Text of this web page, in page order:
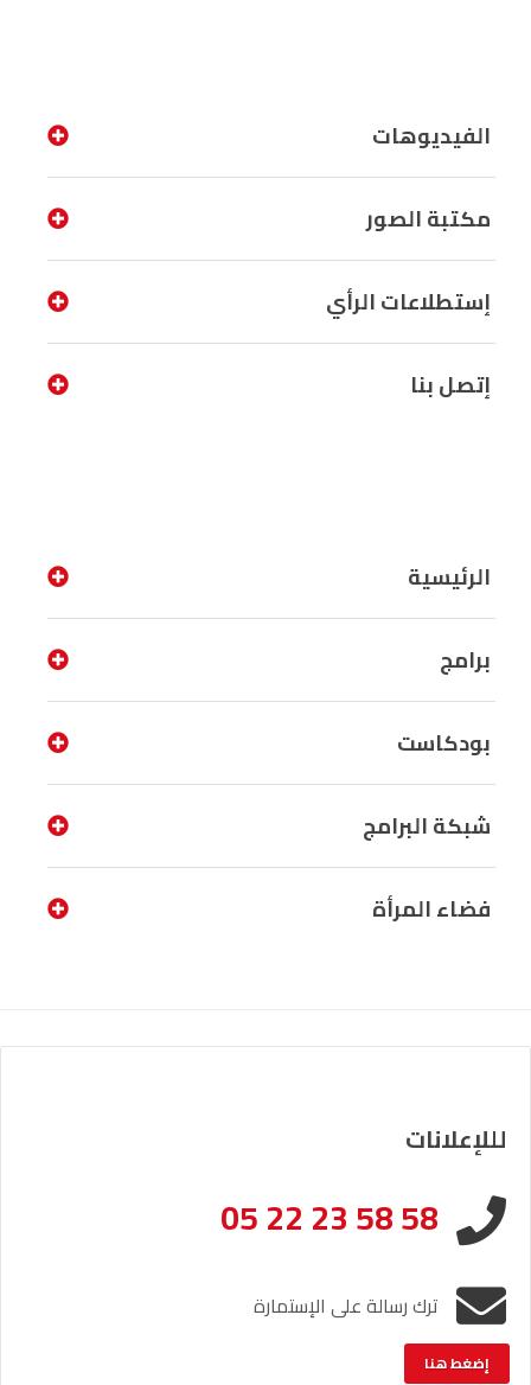
الفيديوهات
مكتبة الصور
إستطلاعات الرأي
إتصل بنا
الرئيسية
برامج
بودكاست
شبكة البرامج
فضاء المرأة
لللإعلانات
05 22 23 58 58
ترك رسالة على الإستمارة
إضغط هنا